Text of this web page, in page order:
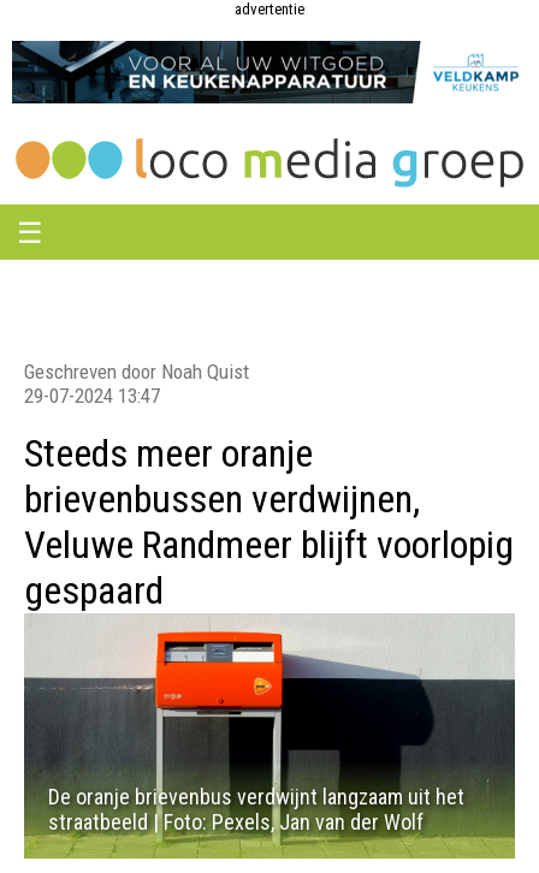
Groep
Groep
advertentie
☰
Geschreven door Noah Quist
29-07-2024 13:47
Steeds meer oranje
brievenbussen verdwijnen,
Veluwe Randmeer blijft voorlopig
gespaard
De oranje brievenbus verdwijnt langzaam uit het
straatbeeld | Foto: Pexels, Jan van der Wolf